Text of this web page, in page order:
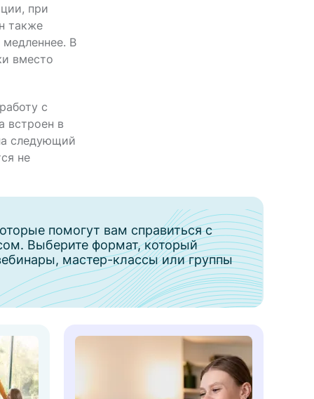
при
также
В
вместо
с
встроен в
следующий
не
помогут вам справиться с
Выберите формат, который
мастер-классы или группы